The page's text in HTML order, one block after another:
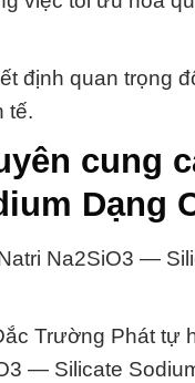
định quan trọng
tế.
cung
Dạng
Na2SiO3 —
Trường Phát tự
— Silicate